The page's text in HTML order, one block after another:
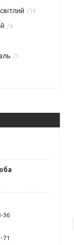
59
4
1
36
71